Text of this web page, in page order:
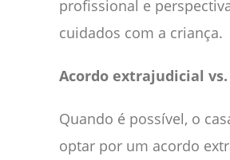
profissional e
cuidados com a criança.
Acordo extrajudicial
Quando é possível, o
optar por um acordo